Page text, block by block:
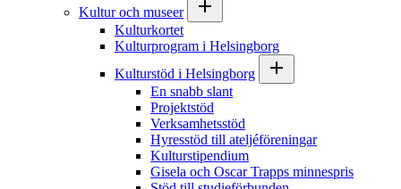
Kultur och museer
Kulturkortet
Kulturprogram i Helsingborg
Kulturstöd i Helsingborg
En snabb slant
Projektstöd
Verksamhetsstöd
Hyresstöd till ateljéföreningar
Kulturstipendium
Gisela och Oscar Trapps minnespris